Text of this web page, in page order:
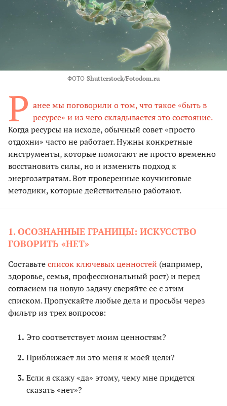
ФОТО Shutterstock/Fotodom.ru
Р анее мы поговорили о том, что такое «быть в
ресурсе» и из чего складывается это состояние.
Когда ресурсы на исходе, обычный совет «просто
отдохни» часто не работает. Нужны конкретные
инструменты, которые помогают не просто временно
восстановить силы, но и изменить подход к
энергозатратам. Вот проверенные коучинговые
методики, которые действительно работают.
1. ОСОЗНАННЫЕ ГРАНИЦЫ: ИСКУССТВО
ГОВОРИТЬ «НЕТ»
Составьтесписок ключевых ценностей (например,
здоровье, семья, профессиональный рост) и перед
согласием на новую задачу сверяйте ее с этим
списком. Пропускайте любые дела и просьбы через
фильтр из трех вопросов:
Это соответствует моим ценностям?
Приближает ли это меня к моей цели?
Если я скажу «да» этому, чему мне придется
сказать «нет»?